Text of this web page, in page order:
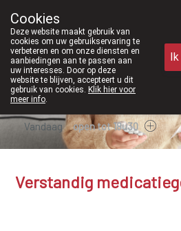
011/610300
Vandaag open tot 18u30
Verstandig
Cookies
Deze website maakt gebruik van
cookies om uw gebruikservaring te
verbeteren en om onze diensten en
aanbiedingen aan te passen aan
uw interesses. Door op deze
website te blijven, accepteert u dit
gebruik van cookies. Klik hier voor
meer info.